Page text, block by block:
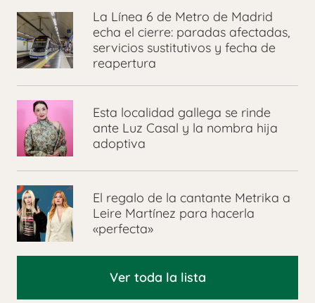
La Línea 6 de Metro de Madrid
echa el cierre: paradas afectadas,
servicios sustitutivos y fecha de
reapertura
Esta localidad gallega se rinde
ante Luz Casal y la nombra hija
adoptiva
El regalo de la cantante Metrika a
Leire Martínez para hacerla
«perfecta»
Ver toda la lista